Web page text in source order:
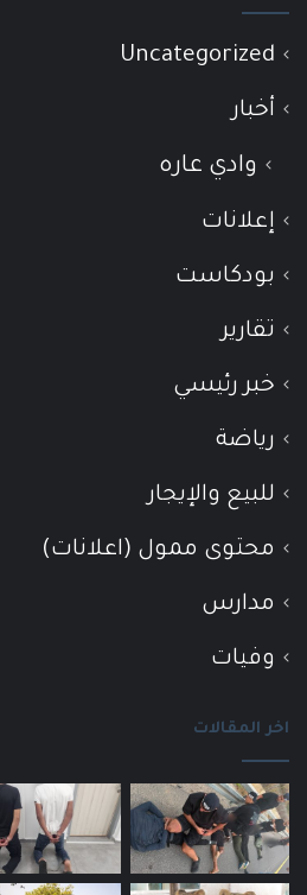
Uncategorized
أخبار
وادي عاره
إعلانات
بودكاست
تقارير
خبر رئيسي
رياضة
للبيع والإيجار
محتوى ممول (اعلانات)
مدارس
وفيات
اخر المقالات